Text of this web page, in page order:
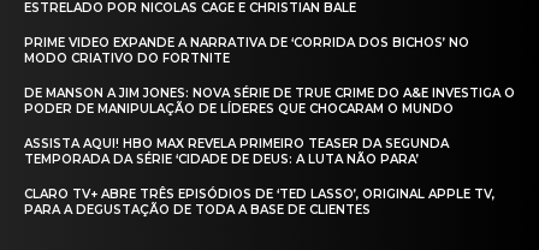
ESTRELADO POR NICOLAS CAGE E CHRISTIAN BALE
PRIME VIDEO EXPANDE A NARRATIVA DE ‘CORRIDA DOS BICHOS’ NO
MODO CRIATIVO DO FORTNITE
DE MANSON A JIM JONES: NOVA SÉRIE DE TRUE CRIME DO A&E INVESTIGA O
PODER DE MANIPULAÇÃO DE LÍDERES QUE CHOCARAM O MUNDO
ASSISTA AQUI! HBO MAX REVELA PRIMEIRO TEASER DA SEGUNDA
TEMPORADA DA SÉRIE ‘CIDADE DE DEUS: A LUTA NÃO PARA’
CLARO TV+ ABRE TRÊS EPISÓDIOS DE ‘TED LASSO’, ORIGINAL APPLE TV,
PARA A DEGUSTAÇÃO DE TODA A BASE DE CLIENTES